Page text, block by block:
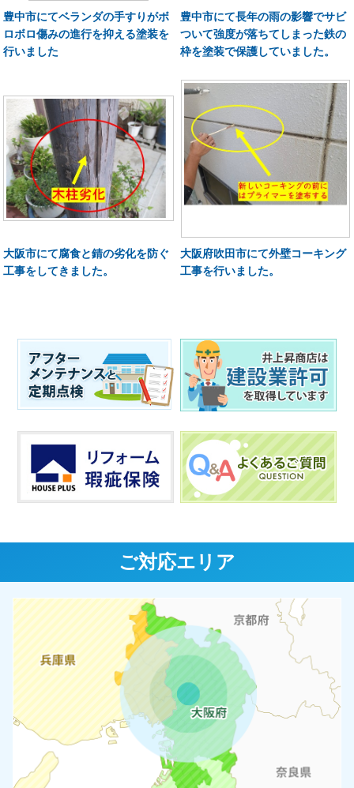
豊中市にてベランダの手すりがボ
ロボロ傷みの進行を抑える塗装を
行いました
豊中市にて長年の雨の影響でサビ
ついて強度が落ちてしまった鉄の
枠を塗装で保護していました。
大阪市にて腐食と錆の劣化を防ぐ
工事をしてきました。
大阪府吹田市にて外壁コーキング
工事を行いました。
ご対応エリア